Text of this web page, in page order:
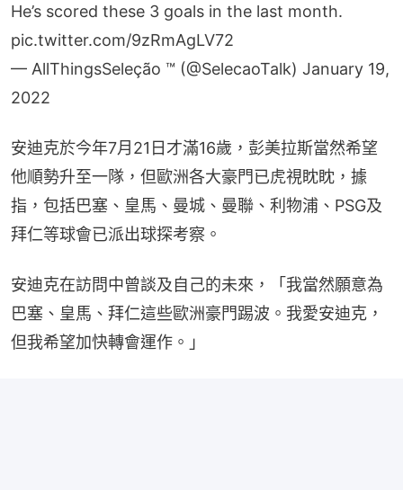
He’s scored these 3 goals in the last month.
pic.twitter.com/9zRmAgLV72
— AllThingsSeleção ™ (@SelecaoTalk) January 19,
2022
安迪克於今年7月21日才滿16歲，彭美拉斯當然希望
他順勢升至一隊，但歐洲各大豪門已虎視眈眈，據
指，包括巴塞、皇馬、曼城、曼聯、利物浦、PSG及
拜仁等球會已派出球探考察。
安迪克在訪問中曾談及自己的未來，「我當然願意為
巴塞、皇馬、拜仁這些歐洲豪門踢波。我愛安迪克，
但我希望加快轉會運作。」